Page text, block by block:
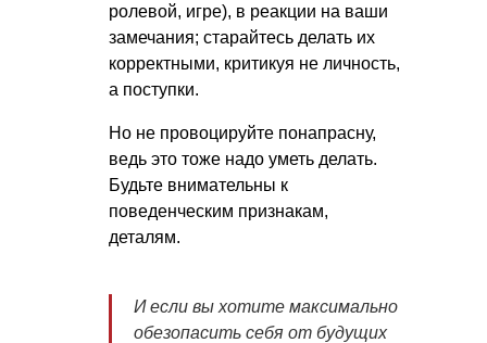
ролевой, игре), в реакции на ваши
замечания; старайтесь делать их
корректными, критикуя не личность,
а поступки.
Но не провоцируйте понапрасну,
ведь это тоже надо уметь делать.
Будьте внимательны к
поведенческим признакам,
деталям.
И если вы хотите максимально
обезопасить себя от будущих